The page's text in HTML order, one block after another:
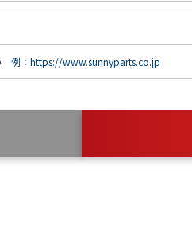
例：https://www.sunnyparts.co.jp